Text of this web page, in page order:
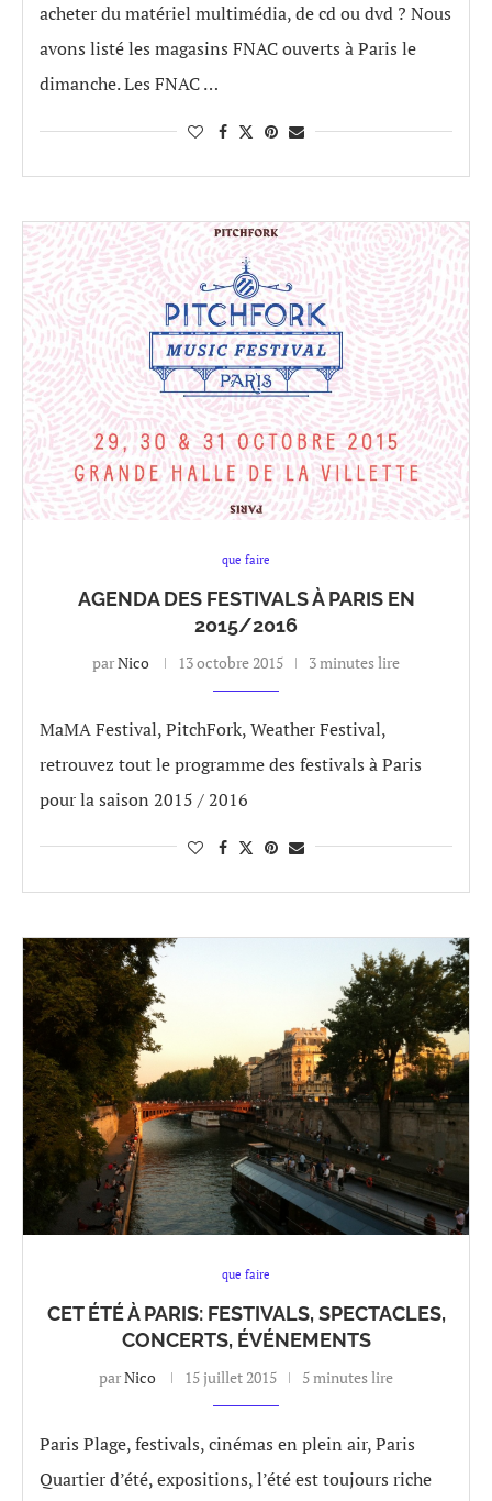
acheter du matériel multimédia, de cd ou dvd ? Nous
avons listé les magasins FNAC ouverts à Paris le
dimanche. Les FNAC …
que faire
AGENDA DES FESTIVALS À PARIS EN
2015/2016
parNico 13 octobre 2015 3 minutes lire
MaMA Festival, PitchFork, Weather Festival,
retrouvez tout le programme des festivals à Paris
pour la saison 2015 / 2016
que faire
CET ÉTÉ À PARIS: FESTIVALS, SPECTACLES,
CONCERTS, ÉVÉNEMENTS
parNico 15 juillet 2015 5 minutes lire
Paris Plage, festivals, cinémas en plein air, Paris
Quartier d’été, expositions, l’été est toujours riche